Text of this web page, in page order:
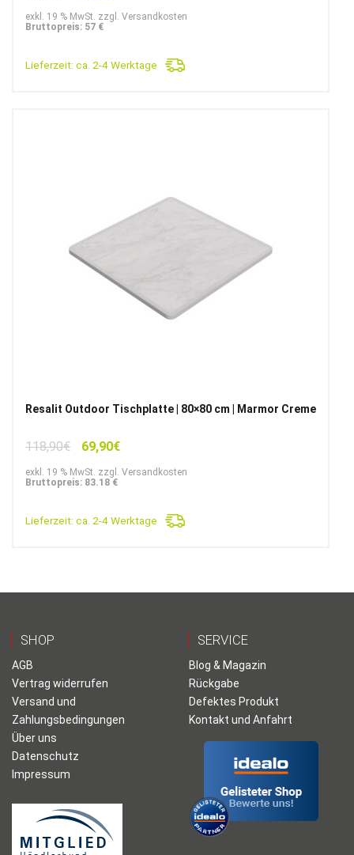
war:
ist:
exkl. 19 % MwSt. zzgl. Versandkosten
Bruttopreis: 57 €
Lieferzeit: ca. 2-4 Werktage
Resalit Outdoor Tischplatte | 80×80 cm | Marmor Creme
118,90€
Ursprünglicher
war:
69,90€Aktueller
ist:
exkl. 19 % MwSt. zzgl. Versandkosten
Bruttopreis: 83.18 €
Lieferzeit: ca. 2-4 Werktage
SHOP
AGB
Vertrag widerrufen
Versand und
Zahlungsbedingungen
Über uns
Datenschutz
Impressum
SERVICE
Blog & Magazin
Rückgabe
Defektes Produkt
Kontakt und Anfahrt